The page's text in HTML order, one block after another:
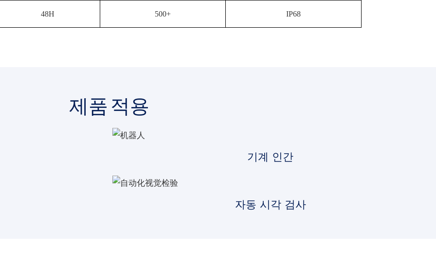
48H 500+ IP68
제품 적용
기계 인간
자동 시각 검사